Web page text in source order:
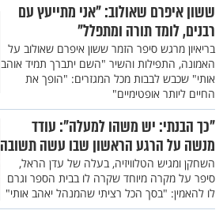
ששון איפרם שאולוב: "אני מתייעץ עם
רבנים, לומד תורה ומתפלל"
בריאיון מרגש סיפר הזמר ששון איפרם שאולוב על
האמונה, התפילות והשיר "השם יתברך תמיד אוהב
אותי" שכבש לבבות מכל המגזרים: "הופך את
החיים ליותר אופטימיים"
"כך הבנתי: יש משהו למעלה": עודד
מנשה על הרגע הראשון שבו עשה תשובה
השחקן ומגיש הטלוויזיה, בעלה של עדן הראל,
סיפר על מקרה מיוחד שקרה לו בבית הספר וגרם
לו להאמין: "בסך הכל רציתי שהמנהל יאהב אותי"